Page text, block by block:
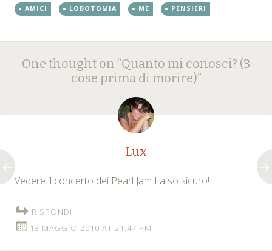
AMICI LOBOTOMIA ME PENSIERI
Post
navigation
One thought on “Quanto mi conosci? (3
cose prima di morire)”
Lux
Vedere il concerto dei Pearl Jam La so sicuro!
RISPONDI
13 MAGGIO 2010 AT 21:47 PM